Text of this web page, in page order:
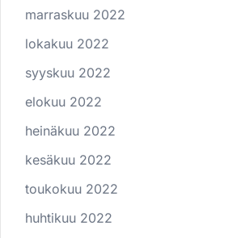
marraskuu 2022
lokakuu 2022
syyskuu 2022
elokuu 2022
heinäkuu 2022
kesäkuu 2022
toukokuu 2022
huhtikuu 2022